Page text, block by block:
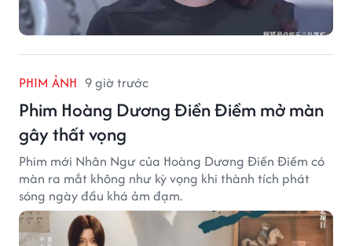
PHIM ẢNH 9 giờ trước
Phim Hoàng Dương Điền Điềm mở màn
gây thất vọng
Phim mới Nhân Ngư của Hoàng Dương Điền Điềm có
màn ra mắt không như kỳ vọng khi thành tích phát
sóng ngày đầu khá ảm đạm.